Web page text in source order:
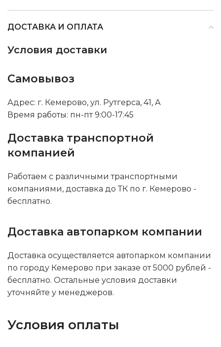
ДОСТАВКА И ОПЛАТА
Условия доставки
Самовывоз
Адрес: г. Кемерово, ул. Рутгерса, 41, А
Время работы: пн-пт 9:00-17:45
Доставка транспортной
компанией
Работаем с различными транспортными
компаниями, доставка до ТК по г. Кемерово -
бесплатно.
Доставка автопарком компании
Доставка осуществляется автопарком компании
по городу Кемерово при заказе от 5000 рублей -
бесплатно. Остальные условия доставки
уточняйте у менеджеров.
Условия оплаты